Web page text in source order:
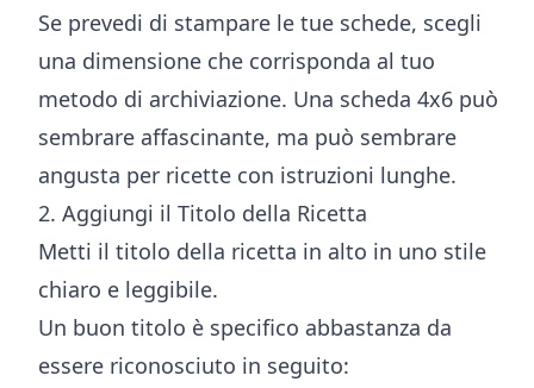
Se prevedi di stampare le tue schede, scegli
una dimensione che corrisponda al tuo
metodo di archiviazione. Una scheda 4x6 può
sembrare affascinante, ma può sembrare
angusta per ricette con istruzioni lunghe.
2. Aggiungi il Titolo della Ricetta
Metti il titolo della ricetta in alto in uno stile
chiaro e leggibile.
Un buon titolo è specifico abbastanza da
essere riconosciuto in seguito: